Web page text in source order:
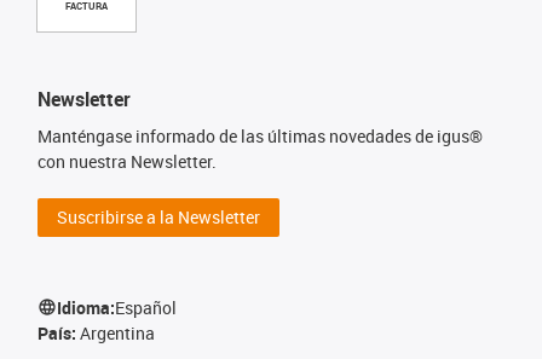
FACTURA
Newsletter
Manténgase informado de las últimas novedades de igus®
con nuestra Newsletter.
Suscribirse a la Newsletter
Idioma:Español
País: Argentina